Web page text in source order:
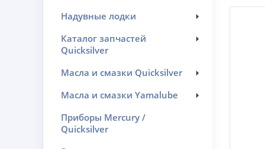
Надувные лодки
Каталог запчастей
Quicksilver
Масла и смазки Quicksilver
Масла и смазки Yamalube
Приборы Mercury /
Quicksilver